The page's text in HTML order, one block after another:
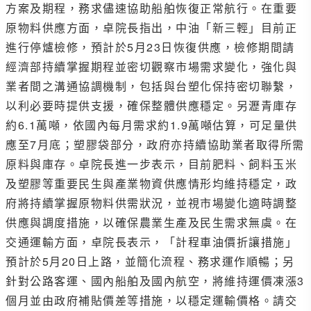
方案及期程，務求儘速協助船舶恢復正常航行。在重要
原物料供應方面，卓院長指出，中油「新三輕」目前正
進行停爐檢修，預計於5月23日恢復供應，檢修期間請
經濟部持續掌握期程並密切觀察市場需求變化，強化與
業者間之溝通協調機制，包括與台塑化保持密切聯繫，
以利必要時提供支援，確保整體供應穩定。另瀝青庫存
約6.1萬噸，依國內每月需求約1.9萬噸估算，可足量供
應至7月底；塑膠袋部分，政府亦持續協助業者取得所需
原料與庫存。卓院長進一步表示，目前肥料、飼料玉米
及塑膠等重要民生與產業物資供應情形均維持穩定，政
府將持續掌握原物料供需狀況，並視市場變化適時調整
供應與調度措施，以確保農業生產及民生需求無虞。在
交通運輸方面，卓院長表示，「計程車油價折讓措施」
預計於5月20日上路，並簡化流程、務求運作順暢；另
針對公路客運、國內船舶及國內航空，將維持運價凍漲3
個月並由政府補貼價差等措施，以穩定運輸價格。請交